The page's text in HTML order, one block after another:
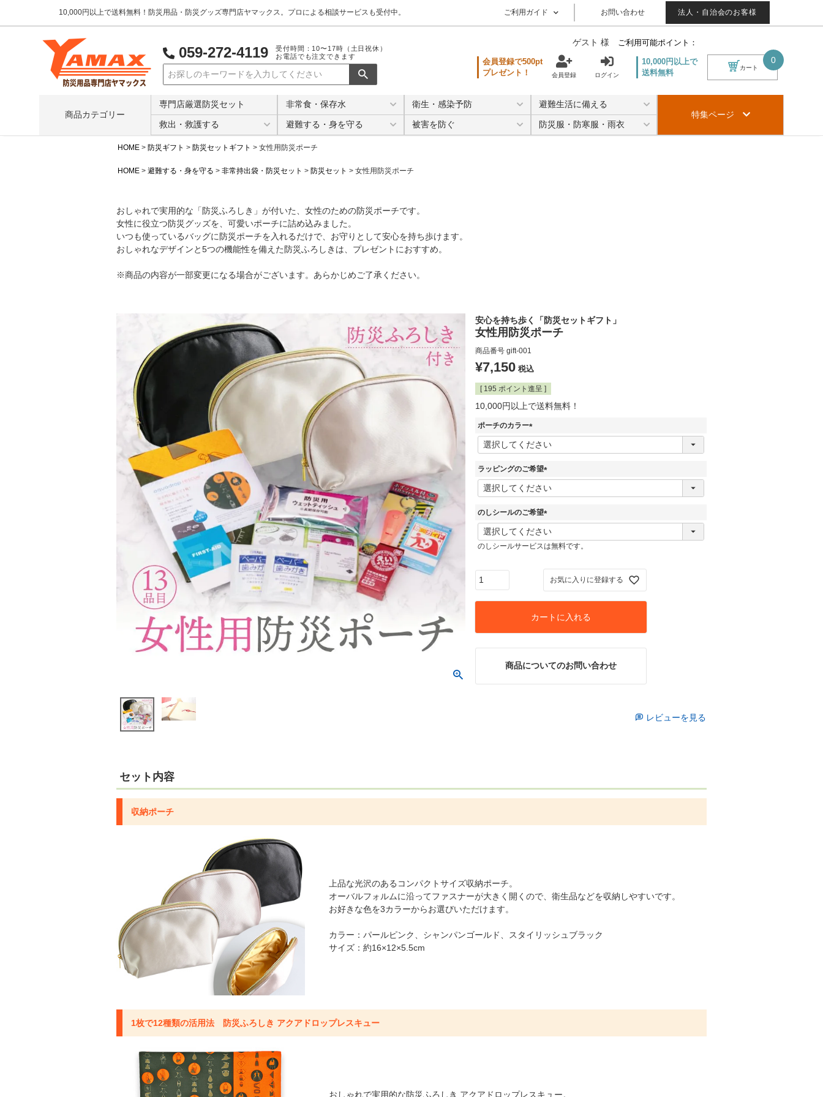
10,000円以上で送料無料！防災用品・防災グッズ専門店ヤマックス。プロによる相談サービスも受付中。 ご利用ガイド お問い合わせ 法人・自治会のお客様
059-272-4119
受付時間：10〜17時（土日祝休）
お電話でも注文できます
検索
ゲスト 様 ご利用可能ポイント：
会員登録で500pt
プレゼント！
会員登録 ログイン
10,000円以上で
送料無料
カート
0
商品カテゴリー
専門店厳選防災セット 非常食・保存水 衛生・感染予防
避難生活に備える
特集ページ
救出・救護する
避難する・身を守る 被害を防ぐ 防災服・防寒服・雨衣
HOME 防災ギフト 防災セットギフト 女性用防災ポーチ
HOME 避難する・身を守る 非常持出袋・防災セット 防災セット 女性用防災ポーチ
おしゃれで実用的な「防災ふろしき」が付いた、女性のための防災ポーチです。
女性に役立つ防災グッズを、可愛いポーチに詰め込みました。
いつも使っているバッグに防災ポーチを入れるだけで、お守りとして安心を持ち歩けます。
おしゃれなデザインと5つの機能性を備えた防災ふろしきは、プレゼントにおすすめ。
※商品の内容が一部変更になる場合がございます。あらかじめご了承ください。
安心を持ち歩く「防災セットギフト」
女性用防災ポーチ
商品番号 gift-001
¥7,150 税込
[ 195 ポイント進呈 ]
10,000円以上で送料無料！
ポーチのカラー
(
必
)
ラッピングのご希望
(
必
)
のしシールのご希望
(
必
須
のしシールサービスは無料です。
お気に入りに登録する
カートに入れる
商品についてのお問い合わせ
レビューを見る
セット内容
収納ポーチ
上品な光沢のあるコンパクトサイズ収納ポーチ。
オーバルフォルムに沿ってファスナーが大きく開くので、衛生品などを収納しやすいです。
お好きな色を3カラーからお選びいただけます。
カラー：パールピンク、シャンパンゴールド、スタイリッシュブラック
サイズ：約16×12×5.5cm
1枚で12種類の活用法 防災ふろしき アクアドロップレスキュー
おしゃれで実用的な防災ふろしき アクアドロップレスキュー。